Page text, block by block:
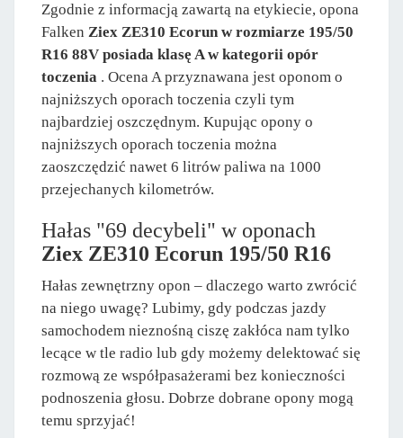
Zgodnie z informacją zawartą na etykiecie, opona
Falken Ziex ZE310 Ecorun w rozmiarze 195/50
R16 88V posiada klasę A w kategorii opór
toczenia . Ocena A przyznawana jest oponom o
najniższych oporach toczenia czyli tym
najbardziej oszczędnym. Kupując opony o
najniższych oporach toczenia można
zaoszczędzić nawet 6 litrów paliwa na 1000
przejechanych kilometrów.
Hałas "69 decybeli" w oponach
Ziex ZE310 Ecorun 195/50 R16
Hałas zewnętrzny opon – dlaczego warto zwrócić
na niego uwagę? Lubimy, gdy podczas jazdy
samochodem nieznośną ciszę zakłóca nam tylko
lecące w tle radio lub gdy możemy delektować się
rozmową ze współpasażerami bez konieczności
podnoszenia głosu. Dobrze dobrane opony mogą
temu sprzyjać!